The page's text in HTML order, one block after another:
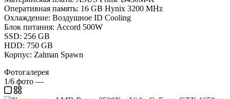
Оперативная память: 16 GB Hynix 3200 MHz
Охлаждение: Воздушное ID Cooling
Блок питания: Accord 500W
SSD: 256 GB
HDD: 750 GB
Корпус: Zalman Spawn
Фотогалерея
1/6 фото —